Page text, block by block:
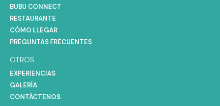
BUBU CONNECT
RESTAURANTE
CÓMO LLEGAR
PREGUNTAS FRECUENTES
OTROS
EXPERIENCIAS
GALERÍA
CONTÁCTENOS